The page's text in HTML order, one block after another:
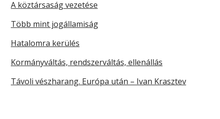
A köztársaság vezetése
Több mint jogállamiság
Hatalomra kerülés
Kormányváltás, rendszerváltás, ellenállás
Távoli vészharang. Európa után – Ivan Krasztev